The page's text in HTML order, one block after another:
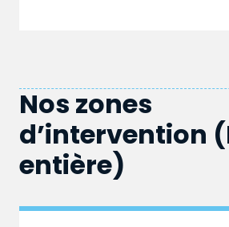
Nos zones
d’intervention
entière)